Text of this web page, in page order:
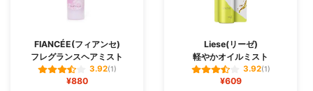
FIANCÉE(フィアンセ)
フレグランスヘアミスト
3.92(1)
¥880
Liese(リーゼ)
軽やかオイルミスト
3.92(1)
¥609